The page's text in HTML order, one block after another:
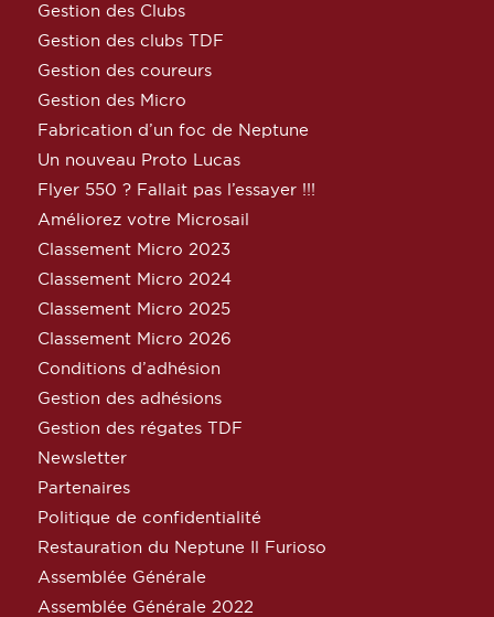
Gestion des Clubs
Gestion des clubs TDF
Gestion des coureurs
Gestion des Micro
Fabrication d’un foc de Neptune
Un nouveau Proto Lucas
Flyer 550 ? Fallait pas l’essayer !!!
Améliorez votre Microsail
Classement Micro 2023
Classement Micro 2024
Classement Micro 2025
Classement Micro 2026
Conditions d’adhésion
Gestion des adhésions
Gestion des régates TDF
Newsletter
Partenaires
Politique de confidentialité
Restauration du Neptune Il Furioso
Assemblée Générale
Assemblée Générale 2022